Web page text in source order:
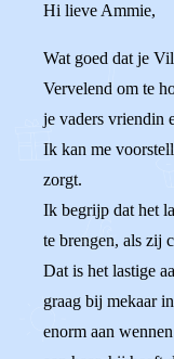
Hi lieve Ammie,
Wat goed dat je
Vervelend om te
je vaders vriendin
Ik kan me
zorgt.
Ik begrijp dat het
te brengen, als zij
Dat is het lastige
graag bij mekaar
enorm aan